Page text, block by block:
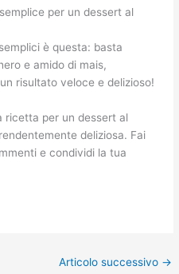
per un dessert al
è questa: basta
e amido di mais,
risultato veloce e delizioso!
ricetta per un dessert al
deliziosa. Fai
e condividi la tua
Articolo successivo →